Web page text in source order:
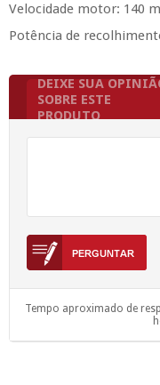
Velocidade motor: 140
Potência de
DEIXE SUA
SOBRE ESTE
PRODUTO
Tempo aproximado de